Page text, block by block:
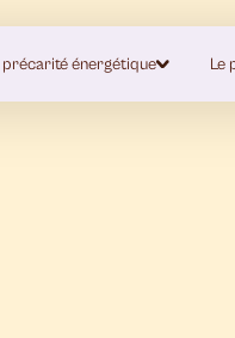
précarité énergétique Le